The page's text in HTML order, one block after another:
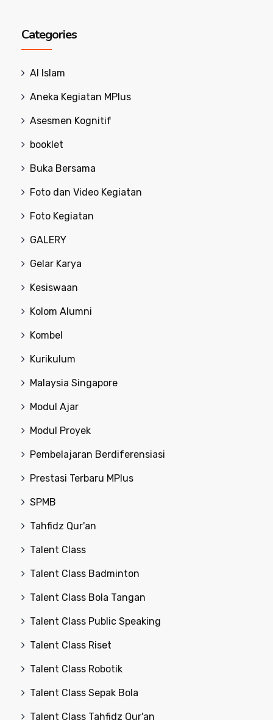
Categories
Al Islam
Aneka Kegiatan MPlus
Asesmen Kognitif
booklet
Buka Bersama
Foto dan Video Kegiatan
Foto Kegiatan
GALERY
Gelar Karya
Kesiswaan
Kolom Alumni
Kombel
Kurikulum
Malaysia Singapore
Modul Ajar
Modul Proyek
Pembelajaran Berdiferensiasi
Prestasi Terbaru MPlus
SPMB
Tahfidz Qur'an
Talent Class
Talent Class Badminton
Talent Class Bola Tangan
Talent Class Public Speaking
Talent Class Riset
Talent Class Robotik
Talent Class Sepak Bola
Talent Class Tahfidz Qur'an